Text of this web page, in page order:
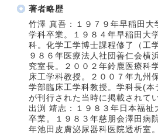
著者略歴
竹澤 真吾：１９７９年早稲田大
学科卒業。１９８４年早稲田大
科。化学工学博士課程修了（工
９８６年医療法人社団善仁会横
究室長。２００２年鈴鹿医療科
床工学科教授。２００７年九州
学部臨床工学科教授。学科長(本
が刊行された当時に掲載されて
出渕 靖志：１９８３年日本福祉
卒業。１９８３年慈朋会澤田病
年池田皮膚泌尿器科医院透析室